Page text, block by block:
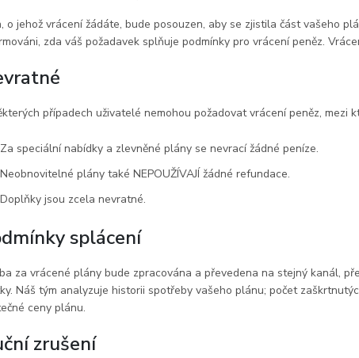
o jehož vrácení žádáte, bude posouzen, aby se zjistila část vašeho
zda váš požadavek splňuje podmínky pro vrácení peněz.
případech uživatelé nemohou požadovat vrácení peněz, mezi
Za speciální nabídky a zlevněné plány se nevrací žádné peníze.
Neobnovitelné plány také NEPOUŽÍVAJÍ žádné refundace.
Doplňky jsou zcela nevratné.
splácení
za vrácené plány bude zpracována a převedena na stejný kanál,
Náš tým analyzuje historii spotřeby vašeho plánu; počet
ceny plánu.
zrušení